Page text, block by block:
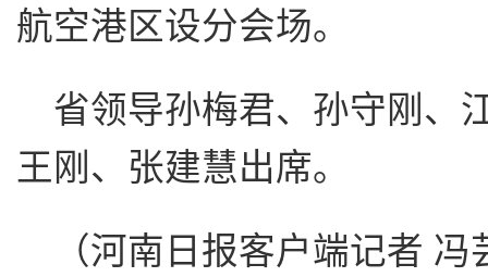
航空港区设分会场。
省领导孙梅君、孙守刚、
王刚、张建慧出席。
（河南日报客户端记者